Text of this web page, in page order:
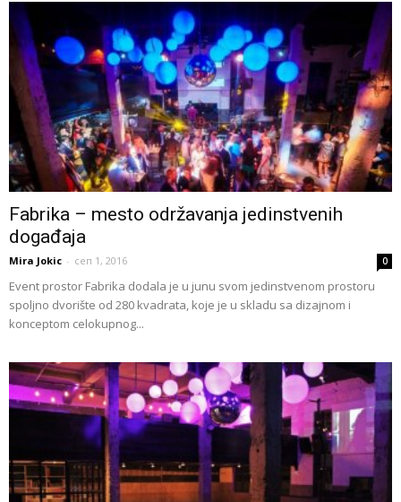
Fabrika – mesto održavanja jedinstvenih
događaja
Mira Jokic - сеп 1, 2016 0
Event prostor Fabrika dodala je u junu svom jedinstvenom prostoru
spoljno dvorište od 280 kvadrata, koje je u skladu sa dizajnom i
konceptom celokupnog...